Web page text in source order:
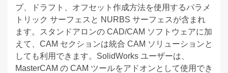
プ、ドラフト、オフセット作成方法を使用するパラメ
トリック サーフェスと NURBS サーフェスが含まれ
ます。スタンドアロンの CAD/CAM ソフトウェアに加
えて、CAM セクションは統合 CAM ソリューションと
しても利用できます。SolidWorks ユーザーは、
MasterCAM の CAM ツールをアドオンとして使用でき